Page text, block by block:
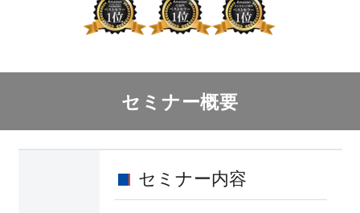
セミナー概要
セミナー内容